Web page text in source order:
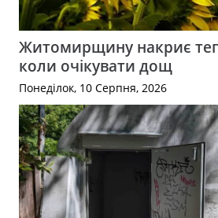
Житомирщину накриє
коли очікувати дощ
Понеділок, 10 Серпня, 2026